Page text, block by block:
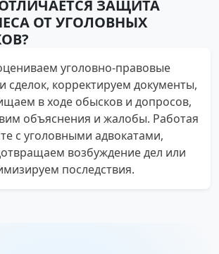
ЗАЩИТА
ОТ УГОЛОВНЫХ
уголовно‑правовые
сделок, корректируем документы,
в ходе обысков и допросов,
объяснения и жалобы. Работая
с уголовными адвокатами,
возбуждение дел или
последствия.